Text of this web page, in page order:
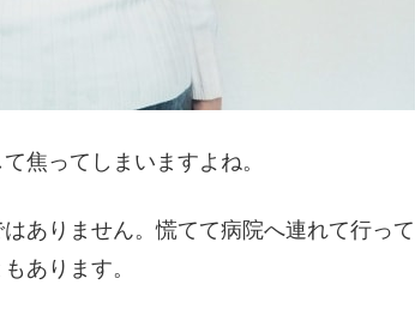
焦ってしまいますよね。
ありません。慌てて病院へ連れて行っ
あります。